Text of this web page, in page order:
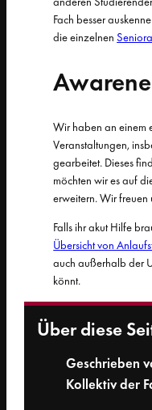
Fach besser
die einzelnen
Wir haben an einem
Veranstaltungen,
gearbeitet. Dieses
möchten wir es auf
erweitern. Wir freuen
Falls ihr akut Hilfe
Übersicht von
auch außerhalb der
könnt.
Über diese
Geschrieben
Kollektiv der